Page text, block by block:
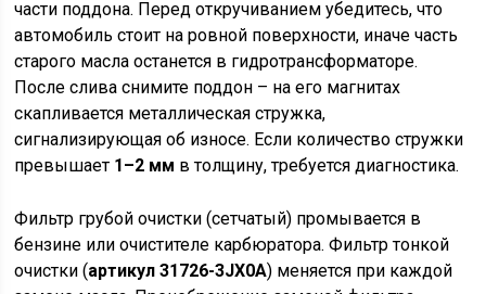
части поддона. Перед откручиванием убедитесь, что
автомобиль стоит на ровной поверхности, иначе часть
старого масла останется в гидротрансформаторе.
После слива снимите поддон – на его магнитах
скапливается металлическая стружка,
сигнализирующая об износе. Если количество стружки
превышает 1–2 мм в толщину, требуется диагностика.
Фильтр грубой очистки (сетчатый) промывается в
бензине или очистителе карбюратора. Фильтр тонкой
очистки (артикул 31726-3JX0A) меняется при каждой